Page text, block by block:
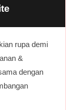
rupa demi
&
dengan